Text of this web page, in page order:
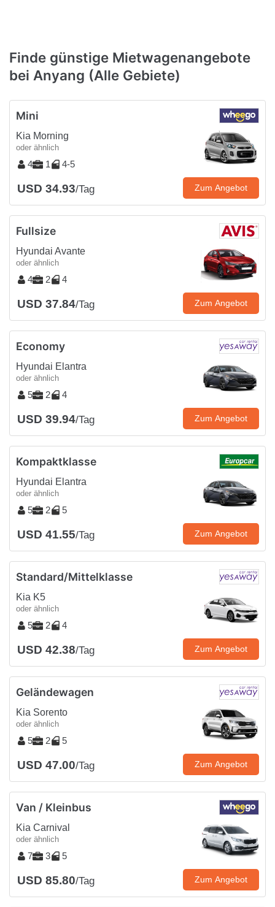
Finde günstige Mietwagenangebote
bei Anyang (Alle Gebiete)
Mini
Kia Morning
oder ähnlich
4 1 4-5
USD 34.93/Tag Zum Angebot
Fullsize
Hyundai Avante
oder ähnlich
4 2 4
USD 37.84/Tag Zum Angebot
Economy
Hyundai Elantra
oder ähnlich
5 2 4
USD 39.94/Tag Zum Angebot
Kompaktklasse
Hyundai Elantra
oder ähnlich
5 2 5
USD 41.55/Tag Zum Angebot
Standard/Mittelklasse
Kia K5
oder ähnlich
5 2 4
USD 42.38/Tag Zum Angebot
Geländewagen
Kia Sorento
oder ähnlich
5 2 5
USD 47.00/Tag Zum Angebot
Van / Kleinbus
Kia Carnival
oder ähnlich
7 3 5
USD 85.80/Tag Zum Angebot